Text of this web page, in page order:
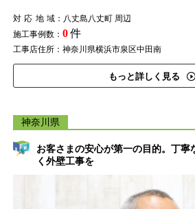
対応地域：八丈島八丈町 周辺
施工事例数： 0件
工事店住所：神奈川県横浜市泉区中田南
もっと詳しく見る
神奈川県
お客さまの安心が第一の目的。丁寧
く外壁工事を